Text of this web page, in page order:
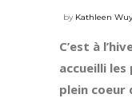
by Kathleen
C’est à
accueilli
plein coeur